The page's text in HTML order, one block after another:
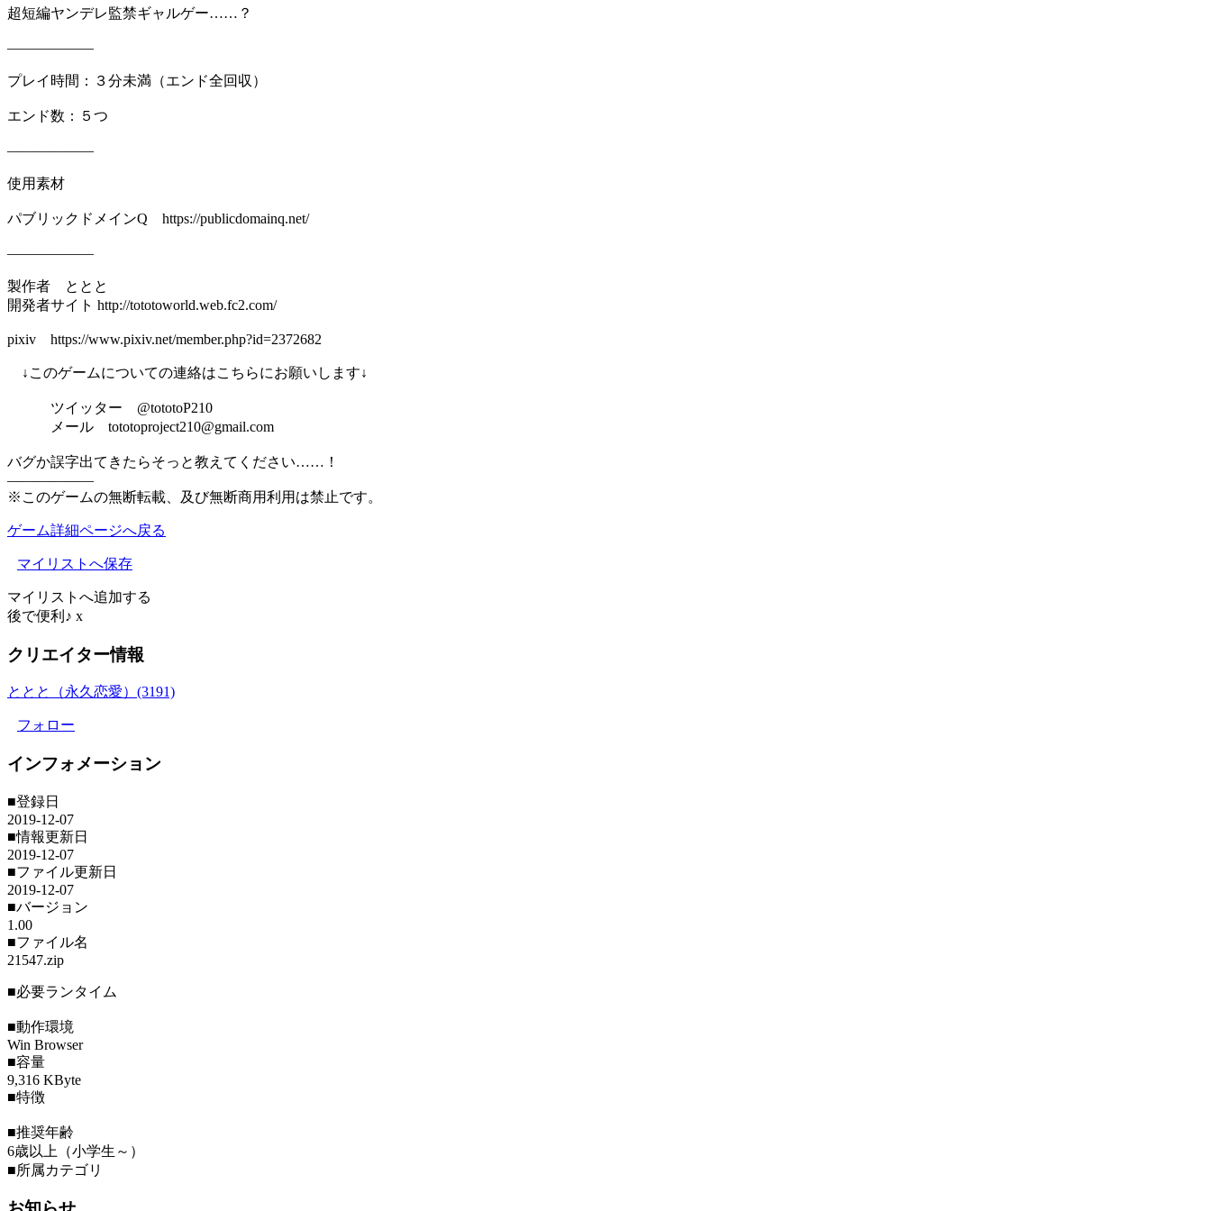
超短編ヤンデレ監禁ギャルゲー……？
――――――
プレイ時間：３分未満（エンド全回収）
エンド数：５つ
――――――
使用素材
パブリックドメインQ https://publicdomainq.net/
――――――
製作者 ととと
開発者サイト http://tototoworld.web.fc2.com/
pixiv https://www.pixiv.net/member.php?id=2372682
↓このゲームについての連絡はこちらにお願いします↓
ツイッター @tototoP210
メール tototoproject210@gmail.com
バグか誤字出てきたらそっと教えてください……！
――――――
※このゲームの無断転載、及び無断商用利用は禁止です。
ゲーム詳細ページへ戻る
マイリストへ保存
マイリストへ追加する
後で便利♪ x
クリエイター情報
ととと（永久恋愛）(3191)
フォロー
インフォメーション
■登録日
2019-12-07
■情報更新日
2019-12-07
■ファイル更新日
2019-12-07
■バージョン
1.00
■ファイル名
21547.zip
■必要ランタイム
■動作環境
Win Browser
■容量
9,316 KByte
■特徴
■推奨年齢
6歳以上（小学生～）
■所属カテゴリ